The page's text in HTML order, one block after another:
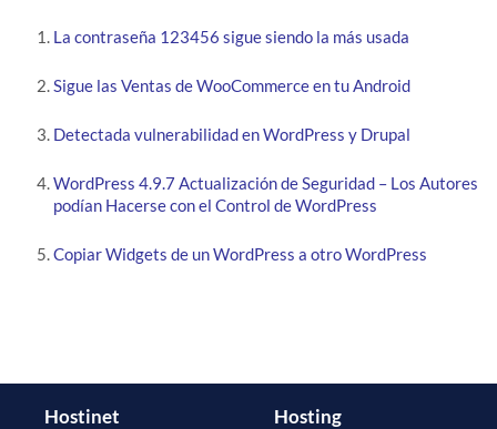
La contraseña 123456 sigue siendo la más usada
Sigue las Ventas de WooCommerce en tu Android
Detectada vulnerabilidad en WordPress y Drupal
WordPress 4.9.7 Actualización de Seguridad – Los Autores
podían Hacerse con el Control de WordPress
Copiar Widgets de un WordPress a otro WordPress
Hostinet Hosting